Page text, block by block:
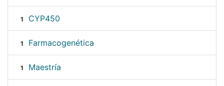
1 CYP450
1 Farmacogenética
1 Maestría